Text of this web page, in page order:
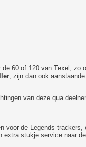
60 of 120 van Texel, zo
, zijn dan ook
van deze qua
voor de Legends trackers,
extra stukje service naar de